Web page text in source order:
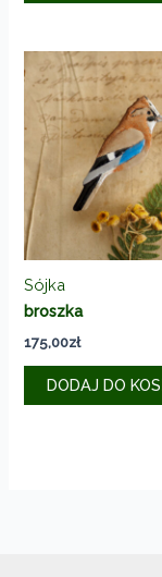
Sójka
broszka
175,00zł
DODAJ DO